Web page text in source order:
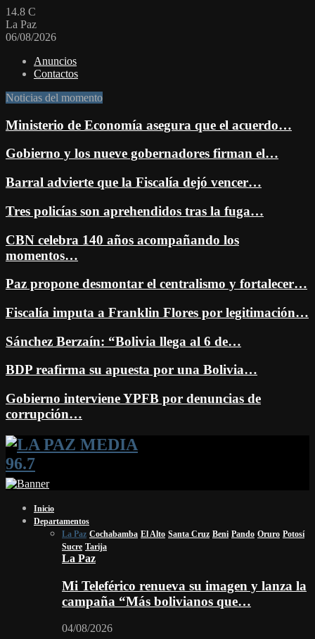
14.8 C
La Paz
06/08/2026
Anuncios
Contactos
Noticias del momento
Ministerio de Economía asegura que el acuerdo…
Gobierno y los nueve gobernadores firman el…
Barral advierte que la Fiscalía dejó vencer…
Tres policías son aprehendidos tras la fuga…
CBN celebra 140 años acompañando los
momentos…
Paz propone desmontar el centralismo y fortalecer…
Fiscalía imputa a Franklin Flores por legitimación…
Sánchez Berzaín: “Bolivia llega al 6 de…
BDP reafirma su apuesta por una Bolivia…
Gobierno interviene YPFB por denuncias de
corrupción…
Facebook
Twitter
Instagram
Youtube
Email
Twitch
Whatsapp
Inicio
Departamentos
La Paz Cochabamba El Alto Santa Cruz Beni Pando Oruro Potosí
Sucre Tarija
La Paz
Mi Teleférico renueva su imagen y lanza la
campaña “Más bolivianos que…
04/08/2026